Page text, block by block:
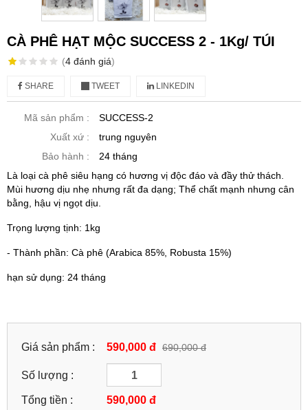
CÀ PHÊ HẠT MỘC SUCCESS 2 - 1Kg/ TÚI
(4 đánh giá)
SHARE TWEET LINKEDIN
Mã sản phẩm :
SUCCESS-2
Xuất xứ :
trung nguyên
Bảo hành :
24 tháng
Là loại cà phê siêu hạng có hương vị độc đáo và đầy thử thách.
Mùi hương dịu nhẹ nhưng rất đa dạng; Thể chất mạnh nhưng cân
bằng, hậu vị ngọt dịu.
Trọng lượng tịnh: 1kg
- Thành phần: Cà phê (Arabica 85%, Robusta 15%)
hạn sử dụng: 24 tháng
Giá sản phẩm : 590,000 đ 690,000 đ
Số lượng :
Tổng tiền : 590,000 đ